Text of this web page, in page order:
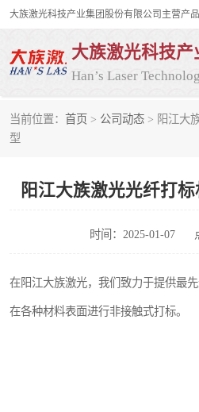
当前位置： 首页 > 公司动态 > 阳江大
型
阳江大族激光光纤打
时间：2025-01-07
在阳江大族激光，我们致力于提供最
在各种材料表面进行非接触式打标。
光纤激光打标机
二氧化碳打标机